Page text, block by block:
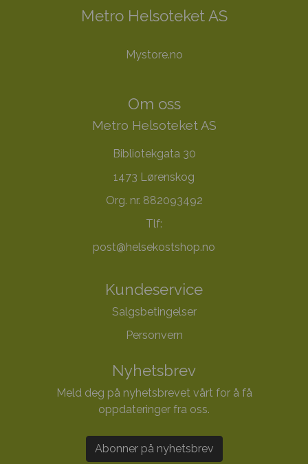
Metro Helsoteket AS
Mystore.no
Om oss
Metro Helsoteket AS
Bibliotekgata 30
1473 Lørenskog
Org. nr. 882093492
Tlf:
post@helsekostshop.no
Kundeservice
Salgsbetingelser
Personvern
Nyhetsbrev
Meld deg på nyhetsbrevet vårt for å få
oppdateringer fra oss.
Abonner på nyhetsbrev